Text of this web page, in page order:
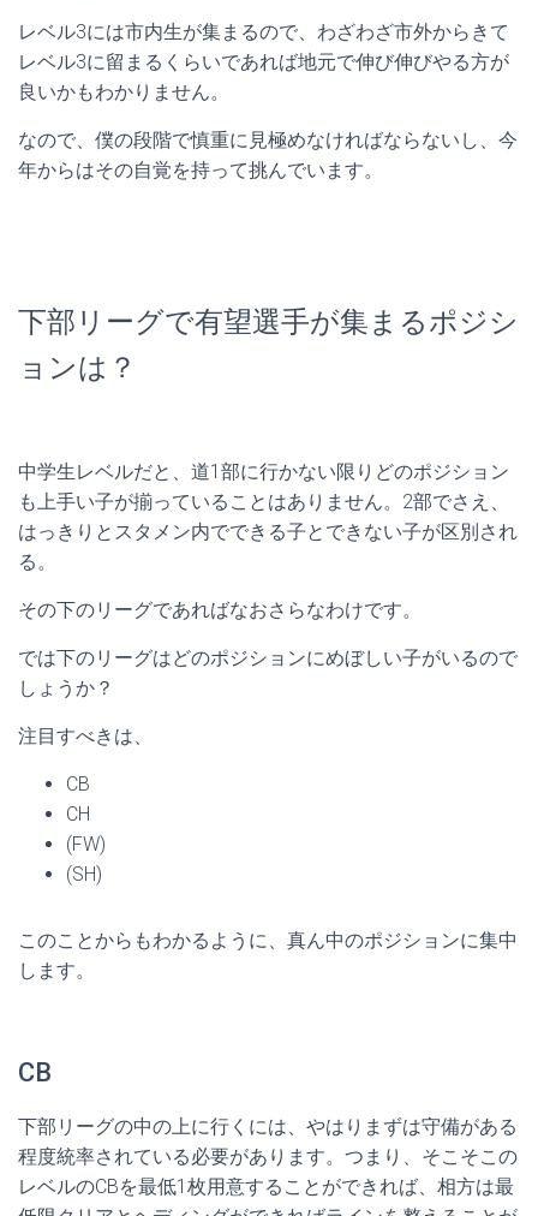
レベル3には市内生が集まるので、わざわざ市外からきて
レベル3に留まるくらいであれば地元で伸び伸びやる方が
良いかもわかりません。
なので、僕の段階で慎重に見極めなければならないし、今
年からはその自覚を持って挑んでいます。
下部リーグで有望選手が集まるポジシ
ョンは？
中学生レベルだと、道1部に行かない限りどのポジション
も上手い子が揃っていることはありません。2部でさえ、
はっきりとスタメン内でできる子とできない子が区別され
る。
その下のリーグであればなおさらなわけです。
では下のリーグはどのポジションにめぼしい子がいるので
しょうか？
注目すべきは、
CB
CH
(FW)
(SH)
このことからもわかるように、真ん中のポジションに集中
します。
CB
下部リーグの中の上に行くには、やはりまずは守備がある
程度統率されている必要があります。つまり、そこそこの
レベルのCBを最低1枚用意することができれば、相方は最